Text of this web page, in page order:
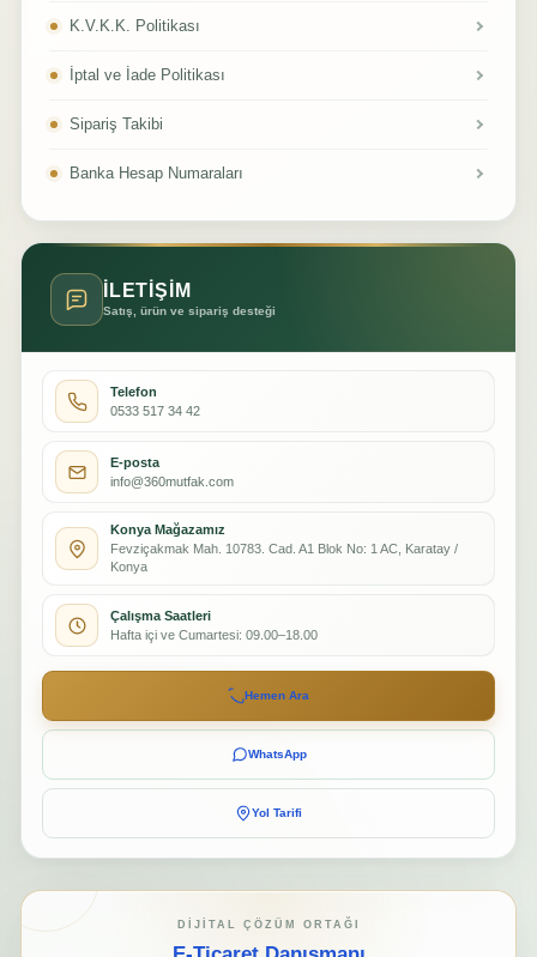
K.V.K.K. Politikası
İptal ve İade Politikası
Sipariş Takibi
Banka Hesap Numaraları
İLETİŞİM
Satış, ürün ve sipariş desteği
Telefon
0533 517 34 42
E-posta
info@360mutfak.com
Konya Mağazamız
Fevziçakmak Mah. 10783. Cad. A1 Blok No: 1 AC, Karatay /
Konya
Çalışma Saatleri
Hafta içi ve Cumartesi: 09.00–18.00
Hemen Ara
WhatsApp
Yol Tarifi
DIJITAL ÇÖZÜM ORTAĞI